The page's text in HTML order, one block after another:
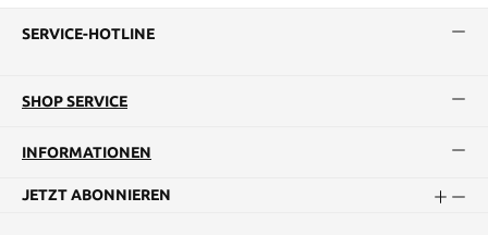
SERVICE-HOTLINE
SHOP SERVICE
INFORMATIONEN
JETZT ABONNIEREN